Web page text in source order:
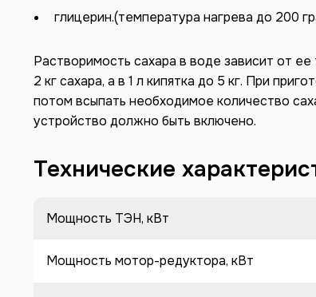
глицерин.(температура нагрева до 200
Растворимость сахара в воде зависит от
2 кг сахара, а в 1 л кипятка до 5 кг. При
потом всыпать необходимое количество
устройство должно быть включено.
Технические
Мощность ТЭН, кВт
Мощность мотор-редуктора, кВт